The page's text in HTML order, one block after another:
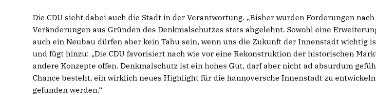
Die CDU sieht dabei auch die Stadt in der Verantwortung. „Bisher wurden Forderungen
Veränderungen aus Gründen des Denkmalschutzes stets abgelehnt. Sowohl eine
auch ein Neubau dürfen aber kein Tabu sein, wenn uns die Zukunft der Innenstadt wichtig
und fügt hinzu: „Die CDU favorisiert nach wie vor eine Rekonstruktion der historischen
andere Konzepte offen. Denkmalschutz ist ein hohes Gut, darf aber nicht ad absurdum
Chance besteht, ein wirklich neues Highlight für die hannoversche Innenstadt zu
gefunden werden.“